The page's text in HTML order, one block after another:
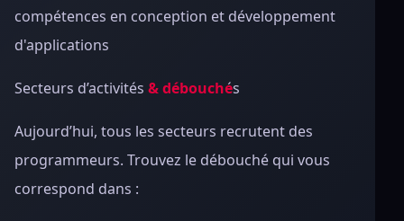
compétences en conception et développement
d'applications
Secteurs d’activités & débouchés
Aujourd’hui, tous les secteurs recrutent des
programmeurs. Trouvez le débouché qui vous
correspond dans :